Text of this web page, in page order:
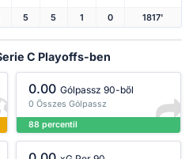
5 5 1 0 1817'
C Playoffs-ben
0.00 Gólpassz 90-ből
0 Összes Gólpassz
88 percentil